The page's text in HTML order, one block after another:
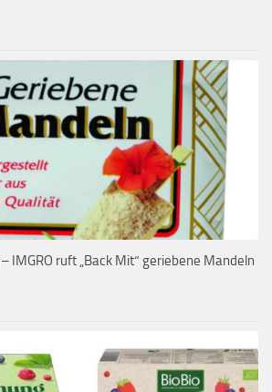
IMGRO ruft „Back Mit“ geriebene Mandeln